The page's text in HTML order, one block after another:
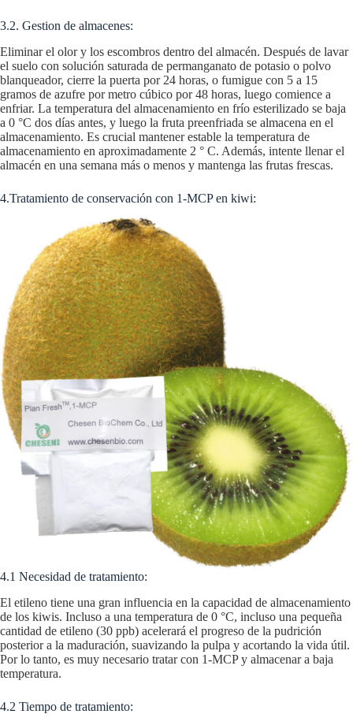
3.2. Gestion de almacenes:
Eliminar el olor y los escombros dentro del almacén. Después de lavar
el suelo con solución saturada de permanganato de potasio o polvo
blanqueador, cierre la puerta por 24 horas, o fumigue con 5 a 15
gramos de azufre por metro cúbico por 48 horas, luego comience a
enfriar. La temperatura del almacenamiento en frío esterilizado se baja
a 0 °C dos días antes, y luego la fruta preenfriada se almacena en el
almacenamiento. Es crucial mantener estable la temperatura de
almacenamiento en aproximadamente 2 ° C. Además, intente llenar el
almacén en una semana más o menos y mantenga las frutas frescas.
4.Tratamiento de conservación con 1-MCP en kiwi:
4.1 Necesidad de tratamiento:
El etileno tiene una gran influencia en la capacidad de almacenamiento
de los kiwis. Incluso a una temperatura de 0 °C, incluso una pequeña
cantidad de etileno (30 ppb) acelerará el progreso de la pudrición
posterior a la maduración, suavizando la pulpa y acortando la vida útil.
Por lo tanto, es muy necesario tratar con 1-MCP y almacenar a baja
temperatura.
4.2 Tiempo de tratamiento: